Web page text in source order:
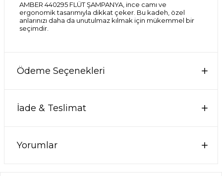
AMBER 440295 FLÜT ŞAMPANYA, ince camı ve
ergonomik tasarımıyla dikkat çeker. Bu kadeh, özel
anlarınızı daha da unutulmaz kılmak için mükemmel bir
seçimdir.
Ödeme Seçenekleri
İade & Teslimat
Yorumlar